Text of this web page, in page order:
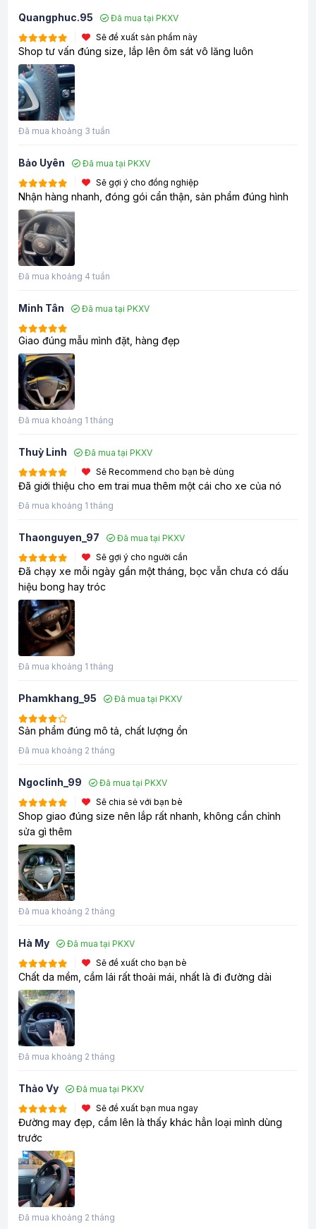
Quangphuc.95
Đã mua tại PKXV
Sẽ đề xuất sản phẩm này
Shop tư vấn đúng size, lắp lên ôm sát vô lăng luôn
Đã mua khoảng 3 tuần
Bảo Uyên
Đã mua tại PKXV
Sẽ gợi ý cho đồng nghiệp
Nhận hàng nhanh, đóng gói cẩn thận, sản phẩm đúng hình
Đã mua khoảng 4 tuần
Minh Tân Đã mua tại PKXV
Giao đúng mẫu mình đặt, hàng đẹp
Đã mua khoảng 1 tháng
Thuỳ Linh
Đã mua tại PKXV
Sẽ Recommend cho bạn bè dùng
Đã giới thiệu cho em trai mua thêm một cái cho xe của nó
Đã mua khoảng 1 tháng
Thaonguyen_97
Đã mua tại PKXV
Sẽ gợi ý cho người cần
Đã chạy xe mỗi ngày gần một tháng, bọc vẫn chưa có dấu
hiệu bong hay tróc
Đã mua khoảng 1 tháng
Phamkhang_95 Đã mua tại PKXV
Sản phẩm đúng mô tả, chất lượng ổn
Đã mua khoảng 2 tháng
Ngoclinh_99
Đã mua tại PKXV
Sẽ chia sẻ với bạn bè
Shop giao đúng size nên lắp rất nhanh, không cần chỉnh
sửa gì thêm
Đã mua khoảng 2 tháng
Hà My
Đã mua tại PKXV
Sẽ đề xuất cho bạn bè
Chất da mềm, cầm lái rất thoải mái, nhất là đi đường dài
Đã mua khoảng 2 tháng
Thảo Vy
Đã mua tại PKXV
Sẽ đề xuất bạn mua ngay
Đường may đẹp, cầm lên là thấy khác hẳn loại mình dùng
trước
Đã mua khoảng 2 tháng